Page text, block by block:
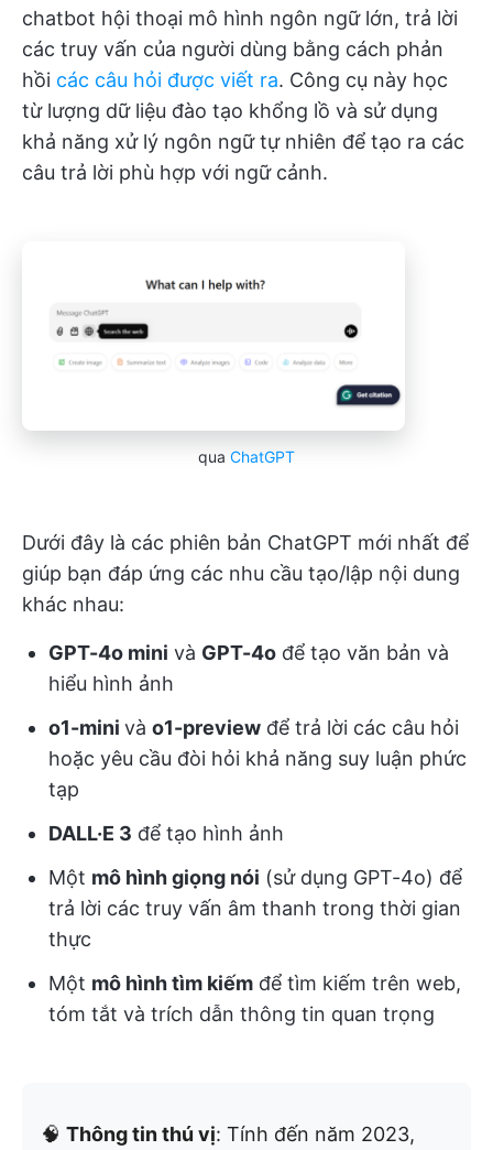
chatbot hội thoại mô hình ngôn ngữ lớn, trả lời
các truy vấn của người dùng bằng cách phản
hồi các câu hỏi được viết ra. Công cụ này học
từ lượng dữ liệu đào tạo khổng lồ và sử dụng
khả năng xử lý ngôn ngữ tự nhiên để tạo ra các
câu trả lời phù hợp với ngữ cảnh.
qua ChatGPT
Dưới đây là các phiên bản ChatGPT mới nhất để
giúp bạn đáp ứng các nhu cầu tạo/lập nội dung
khác nhau:
GPT-4o mini và GPT-4o để tạo văn bản và
hiểu hình ảnh
o1-mini và o1-preview để trả lời các câu hỏi
hoặc yêu cầu đòi hỏi khả năng suy luận phức
tạp
DALL·E 3 để tạo hình ảnh
Một mô hình giọng nói (sử dụng GPT-4o) để
trả lời các truy vấn âm thanh trong thời gian
thực
Một mô hình tìm kiếm để tìm kiếm trên web,
tóm tắt và trích dẫn thông tin quan trọng
🧠 Thông tin thú vị: Tính đến năm 2023,